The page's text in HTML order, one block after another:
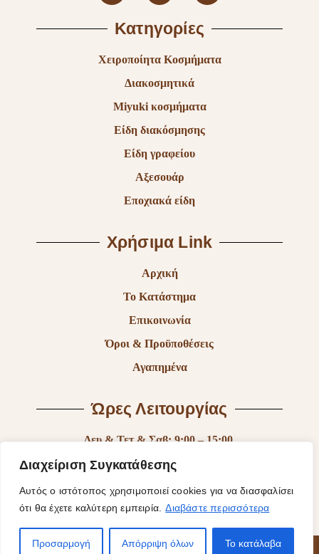
Διαχείριση Συγκατάθεσης
Αυτός ο ιστότοπος χρησιμοποιεί cookies για να διασφαλίσει
ότι θα έχετε καλύτερη εμπειρία. Διαβάστε περισσότερα
Προσαρμογή Απόρριψη όλων Το κατάλαβα
Κατηγορίες
Χειροποίητα Κοσμήματα
Διακοσμητικά
Miyuki κοσμήματα
Είδη διακόσμησης
Είδη γραφείου
Αξεσουάρ
Εποχιακά είδη
Χρήσιμα Link
Αρχική
Το Κατάστημα
Επικοινωνία
Όροι & Προϋποθέσεις
Αγαπημένα
Ώρες Λειτουργίας
Δευ & Τετ & Σαβ: 9:00 – 15:00
Τρι & Παρ: 9:00 – 14:30 & 17:30-21:00
Πεμ: 9:00-18:00
Κυρ: Κλειστά